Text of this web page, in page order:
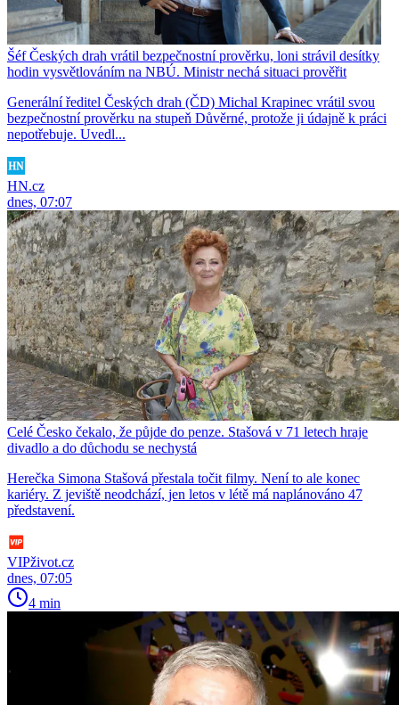
Šéf Českých drah vrátil bezpečnostní prověrku, loni strávil desítky
hodin vysvětlováním na NBÚ. Ministr nechá situaci prověřit
Generální ředitel Českých drah (ČD) Michal Krapinec vrátil svou
bezpečnostní prověrku na stupeň Důvěrné, protože ji údajně k práci
nepotřebuje. Uvedl...
HN.cz
dnes, 07:07
Celé Česko čekalo, že půjde do penze. Stašová v 71 letech hraje
divadlo a do důchodu se nechystá
Herečka Simona Stašová přestala točit filmy. Není to ale konec
kariéry. Z jeviště neodchází, jen letos v létě má naplánováno 47
představení.
VIPživot.cz
dnes, 07:05
4 min